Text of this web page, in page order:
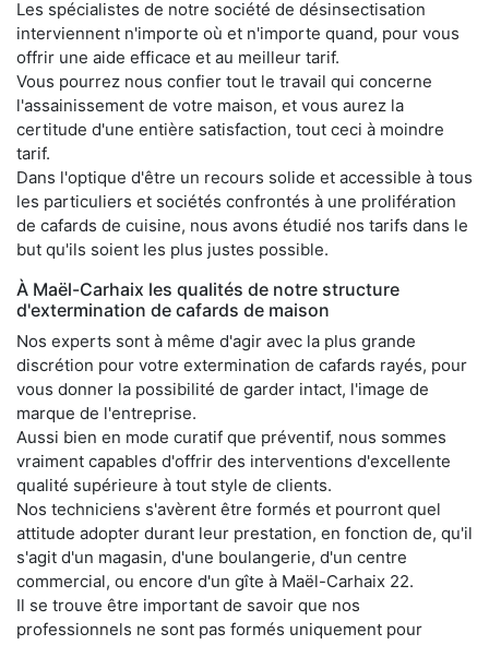
Les spécialistes de notre société de désinsectisation
interviennent n'importe où et n'importe quand, pour vous
offrir une aide efficace et au meilleur tarif.
Vous pourrez nous confier tout le travail qui concerne
l'assainissement de votre maison, et vous aurez la
certitude d'une entière satisfaction, tout ceci à moindre
tarif.
Dans l'optique d'être un recours solide et accessible à tous
les particuliers et sociétés confrontés à une prolifération
de cafards de cuisine, nous avons étudié nos tarifs dans le
but qu'ils soient les plus justes possible.
À Maël-Carhaix les qualités de notre structure
d'extermination de cafards de maison
Nos experts sont à même d'agir avec la plus grande
discrétion pour votre extermination de cafards rayés, pour
vous donner la possibilité de garder intact, l'image de
marque de l'entreprise.
Aussi bien en mode curatif que préventif, nous sommes
vraiment capables d'offrir des interventions d'excellente
qualité supérieure à tout style de clients.
Nos techniciens s'avèrent être formés et pourront quel
attitude adopter durant leur prestation, en fonction de, qu'il
s'agit d'un magasin, d'une boulangerie, d'un centre
commercial, ou encore d'un gîte à Maël-Carhaix 22.
Il se trouve être important de savoir que nos
professionnels ne sont pas formés uniquement pour